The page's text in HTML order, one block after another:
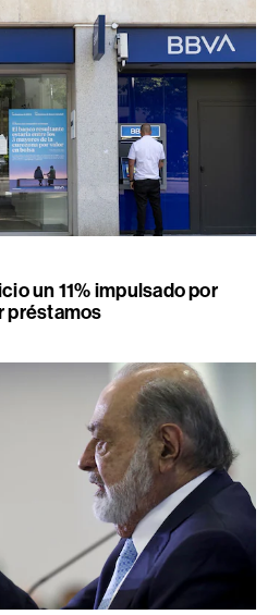
un 11% impulsado por
préstamos